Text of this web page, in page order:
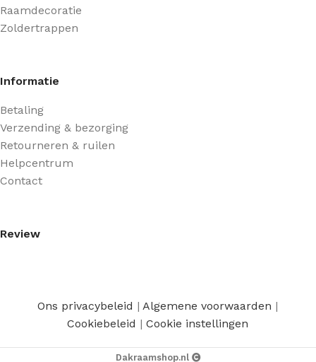
Raamdecoratie
Zoldertrappen
Informatie
Betaling
Verzending & bezorging
Retourneren & ruilen
Helpcentrum
Contact
Review
Ons privacybeleid | Algemene voorwaarden |
Cookiebeleid |Cookie instellingen
Dakraamshop.nl